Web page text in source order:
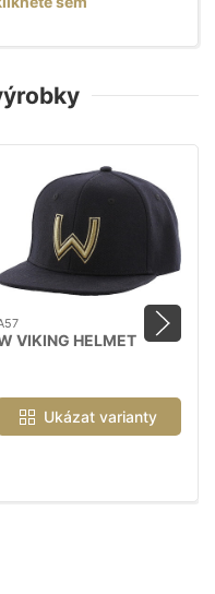
VIKING HELMET
Ukázat varianty